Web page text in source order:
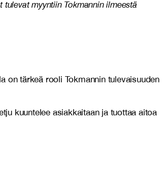
myyntiin Tokmannin ilmeestä
on tärkeä rooli Tokmannin tulevaisuuden
kuuntelee asiakkaitaan ja tuottaa aitoa